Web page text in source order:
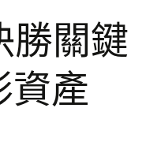
關鍵
資產